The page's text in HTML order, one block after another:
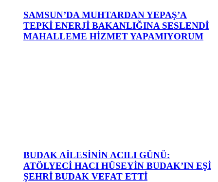
SAMSUN’DA MUHTARDAN YEPAŞ’A
TEPKİ ENERJİ BAKANLIĞINA SESLENDİ
MAHALLEME HİZMET YAPAMIYORUM
BUDAK AİLESİNİN ACILI GÜNÜ:
ATÖLYECİ HACI HÜSEYİN BUDAK’IN EŞİ
ŞEHRİ BUDAK VEFAT ETTİ